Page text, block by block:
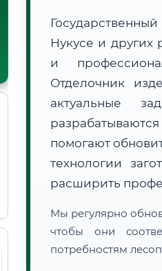
Нукусе и
и
Отделочник
актуальные
помогают
технологии
расширить
Мы регулярно
чтобы они
потребностям